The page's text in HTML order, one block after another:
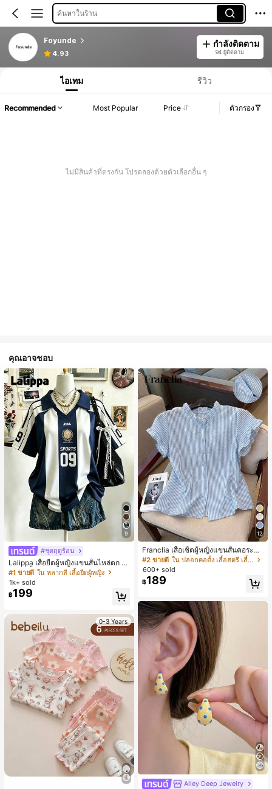
ค้นหาในร้าน
Foyunde
4.93
กำลังติดตาม
94 ผู้ติดตาม
ไอเทม รีวิว
Recommended Most Popular Price ตัวกรอง
ไม่มีสินค้าที่ตรงกัน โปรดลองด้วยตัวเลือกอื่น ๆ
คุณอาจชอบ
9
#ชุดฤดูร้อน
Lalippa เสื้อยืดผู้หญิงแขนสั้นไหล่ตก ค
อวีปกเสื้อ ลายพิมพ์ดิจิทัลลายทาง สไตล์
สปอร์ตแฟชั่นมินิมอล ของขวัญสำหรับเ
พื่อน
#1 ขายดี ใน หลากสี เสื้อยืดผู้หญิง
1k+ sold
฿199
0-3 Years
12
Franclia เสื้อเชิ้ตผู้หญิงแขนสั้นคอระบา
ยกระดุมเดี่ยวลายทาง
#2 ขายดี
ใน ปลอกคอตั้ง เสื้อสตรี เสื้อเบลาส์ & Tee
600+ sold
฿189
Alley Deep Jewelry
#1 ขายดี ใน โบโฮ ต่างหูผู้หญิง